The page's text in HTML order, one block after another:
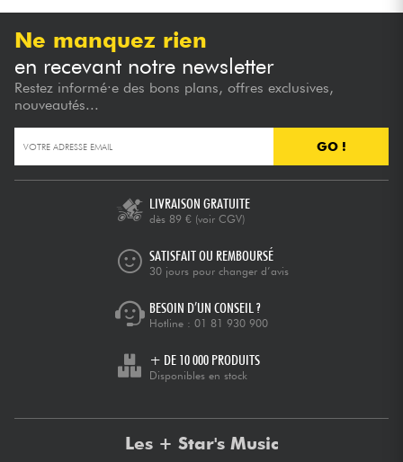
Ne manquez rien
en recevant notre newsletter
Restez informé·e des bons plans, offres exclusives,
nouveautés...
GO !
LIVRAISON GRATUITE
dès 89 € (voir CGV)
SATISFAIT OU REMBOURSÉ
30 jours pour changer d’avis
BESOIN D’UN CONSEIL ?
Hotline : 01 81 930 900
+ DE 10 000 PRODUITS
Disponibles en stock
Les + Star's Music